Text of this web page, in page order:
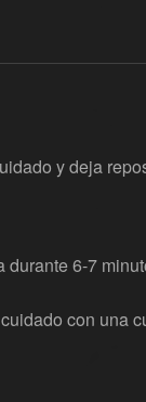
y deja
6-7
con una